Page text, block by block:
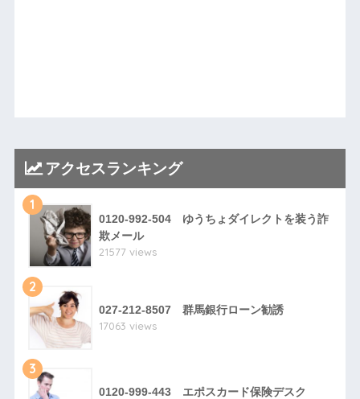
アクセスランキング
1
0120-992-504 ゆうちょダイレクトを装う詐
欺メール
21577 views
2
027-212-8507 群馬銀行ローン勧誘
17063 views
3
0120-999-443 エポスカード保険デスク